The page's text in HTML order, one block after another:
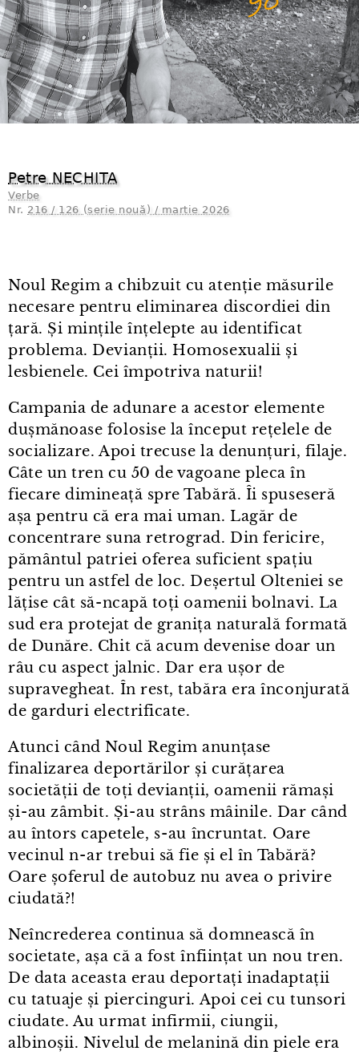
Petre NECHITA
Verbe
Nr. 216 / 126 (serie nouă) / martie 2026
Noul Regim a chibzuit cu atenție măsurile
necesare pentru eliminarea discordiei din
țară. Și mințile înțelepte au identificat
problema. Devianții. Homosexualii și
lesbienele. Cei împotriva naturii!
Campania de adunare a acestor elemente
dușmănoase folosise la început rețelele de
socializare. Apoi trecuse la denunțuri, filaje.
Câte un tren cu 50 de vagoane pleca în
fiecare dimineață spre Tabără. Îi spuseseră
așa pentru că era mai uman. Lagăr de
concentrare suna retrograd. Din fericire,
pământul patriei oferea suficient spațiu
pentru un astfel de loc. Deșertul Olteniei se
lățise cât să-ncapă toți oamenii bolnavi. La
sud era protejat de granița naturală formată
de Dunăre. Chit că acum devenise doar un
râu cu aspect jalnic. Dar era ușor de
supravegheat. În rest, tabăra era înconjurată
de garduri electrificate.
Atunci când Noul Regim anunțase
finalizarea deportărilor și curățarea
societății de toți devianții, oamenii rămași
și⁠-⁠au zâmbit. Și⁠-⁠au strâns mâinile. Dar când
au întors capetele, s⁠-⁠au încruntat. Oare
vecinul n⁠-⁠ar trebui să fie și el în Tabără?
Oare șoferul de autobuz nu avea o privire
ciudată?!
Neîncrederea continua să domnească în
societate, așa că a fost înființat un nou tren.
De data aceasta erau deportați inadaptații
cu tatuaje și piercinguri. Apoi cei cu tunsori
ciudate. Au urmat infirmii, ciungii,
albinoșii. Nivelul de melanină din piele era